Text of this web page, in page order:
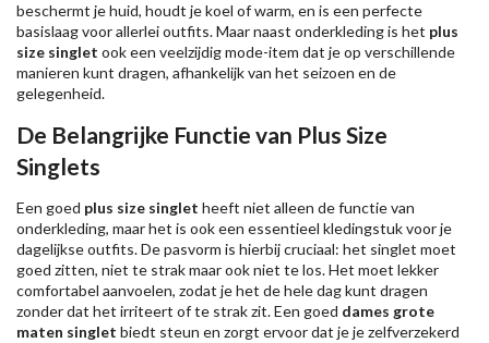
beschermt je huid, houdt je koel of warm, en is een perfecte
basislaag voor allerlei outfits. Maar naast onderkleding is het plus
size singlet ook een veelzijdig mode-item dat je op verschillende
manieren kunt dragen, afhankelijk van het seizoen en de
gelegenheid.
De Belangrijke Functie van Plus Size
Singlets
Een goed plus size singlet heeft niet alleen de functie van
onderkleding, maar het is ook een essentieel kledingstuk voor je
dagelijkse outfits. De pasvorm is hierbij cruciaal: het singlet moet
goed zitten, niet te strak maar ook niet te los. Het moet lekker
comfortabel aanvoelen, zodat je het de hele dag kunt dragen
zonder dat het irriteert of te strak zit. Een goed dames grote
maten singlet biedt steun en zorgt ervoor dat je je zelfverzekerd